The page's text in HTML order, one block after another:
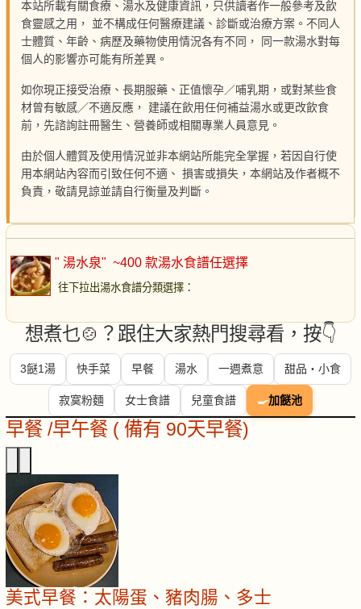
本站所載有關食療、湯水及健康資訊，只供讀者作一般參考及飲
食靈感之用， 並不構成任何醫療建議、診斷或治療方案。不同人
士體質、年齡、病歷及藥物使用情況各有不同， 同一款湯水對每
個人的影響亦可能有所差異。
如你現正接受治療、長期服藥、正值懷孕／哺乳期，或對某些食
材曾有敏感／不適反應， 建議在飲用任何補益湯水或更改飲食
前，先諮詢註冊醫生、營養師或相關專業人員意見。
由於個人體質及使用情況並非本網站所能完全掌握，若因自行使
用本網站內容而引致任何不適、 損害或損失，本網站及作者概不
負責，敬請見諒並請自行衡量及判斷。
" 湯水泉" ~400 款湯水食譜任選擇
往下拉出湯水食譜分類選擇 ：
想煮乜🍲？跟住大家熱門搜尋看，按👇
3餸1湯 快手菜 早餐 湯水 一週煮意 甜品・小食
寂寞粉麵 女士食譜 兒童食譜 🍳加餸池
早餐 /早午餐 ( 備有 90天早餐)
美式早餐：太陽蛋、豬肉腸、多士